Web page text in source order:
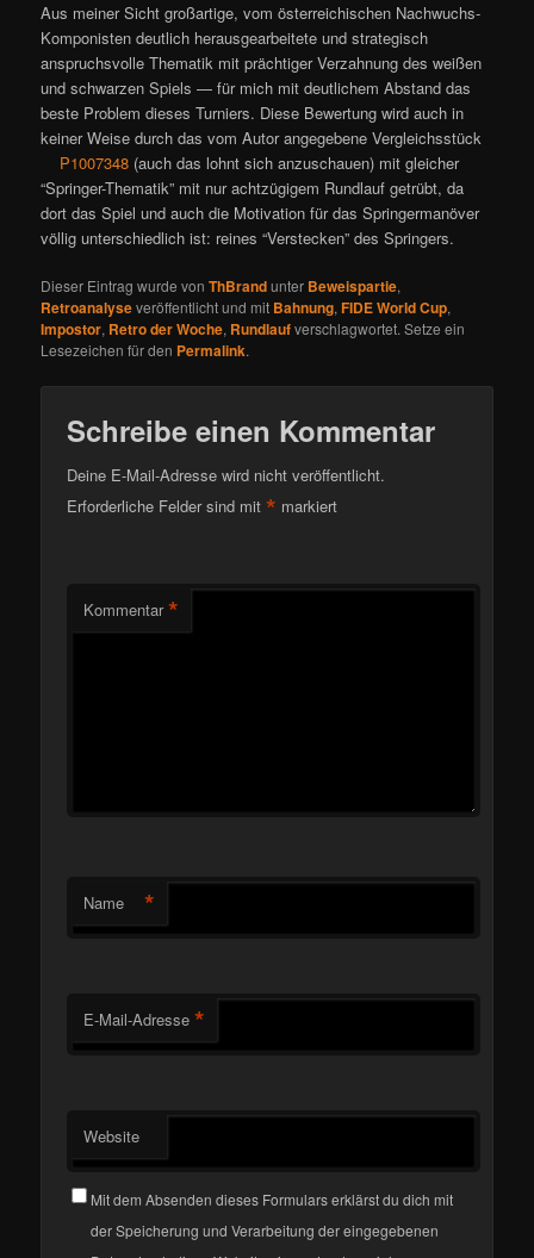
Aus meiner Sicht großartige, vom österreichischen Nachwuchs-
Komponisten deutlich herausgearbeitete und strategisch
anspruchsvolle Thematik mit prächtiger Verzahnung des weißen
und schwarzen Spiels — für mich mit deutlichem Abstand das
beste Problem dieses Turniers. Diese Bewertung wird auch in
keiner Weise durch das vom Autor angegebene Vergleichsstück
P1007348 (auch das lohnt sich anzuschauen) mit gleicher
“Springer-Thematik” mit nur achtzügigem Rundlauf getrübt, da
dort das Spiel und auch die Motivation für das Springermanöver
völlig unterschiedlich ist: reines “Verstecken” des Springers.
Dieser Eintrag wurde vonThBrandunter Beweispartie,
Retroanalyseveröffentlicht und mit Bahnung,FIDE World Cup,
Impostor, Retro der Woche, Rundlaufverschlagwortet. Setze ein
Lesezeichen für den Permalink.
Schreibe einen Kommentar
Deine E-Mail-Adresse wird nicht veröffentlicht.
Erforderliche Felder sind mit* markiert
Kommentar *
Name *
E-Mail-Adresse *
Website
Mit dem Absenden dieses Formulars erklärst du dich mit
der Speicherung und Verarbeitung der eingegebenen